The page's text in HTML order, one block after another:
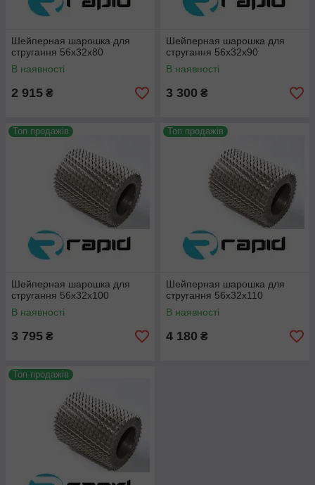
Шейперная шарошка для
стругання 56х32х80
В наявності
2 915 ₴
Шейперная шарошка для
стругання 56х32х90
В наявності
3 300 ₴
Топ продажів
Шейперная шарошка для
стругання 56х32х100
В наявності
3 795 ₴
Топ продажів
Шейперная шарошка для
стругання 56х32х110
В наявності
4 180 ₴
Топ продажів